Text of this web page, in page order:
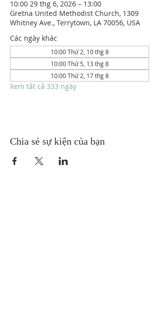
10:00 29 thg 6, 2026 – 13:00
Gretna United Methodist Church, 1309
Whitney Ave., Terrytown, LA 70056, USA
Các ngày khác
10:00 Thứ 2, 10 thg 8
10:00 Thứ 5, 13 thg 8
10:00 Thứ 2, 17 thg 8
Xem tất cả 333 ngày
Chia sẻ sự kiện của bạn